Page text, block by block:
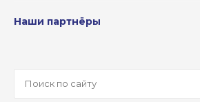
Наши партнёры